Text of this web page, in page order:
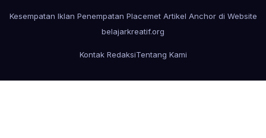
Kesempatan Iklan Penempatan Placemet Artikel Anchor di Website
belajarkreatif.org
Kontak RedaksiTentang Kami